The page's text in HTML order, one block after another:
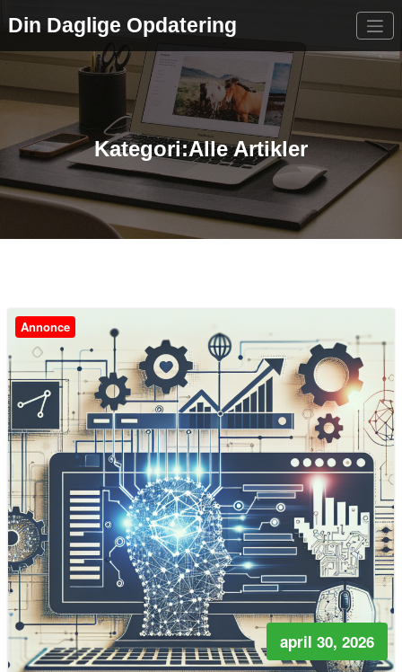
Din Daglige Opdatering
Kategori:Alle Artikler
Annonce
april 30, 2026